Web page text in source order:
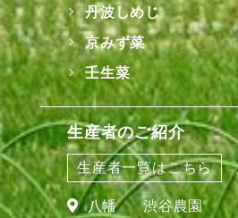
丹波しめじ
京みず菜
壬生菜
生産者のご紹介
生産者一覧はこちら
八幡
渋谷農園